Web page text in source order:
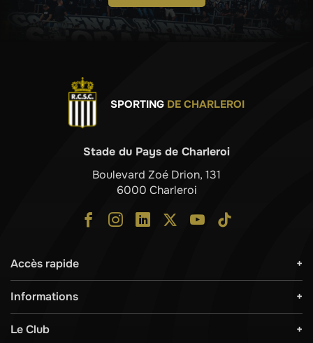
SPORTING DE CHARLEROI
Stade du Pays de Charleroi
Boulevard Zoé Drion, 131
6000 Charleroi
Accès rapide
Informations
Le Club